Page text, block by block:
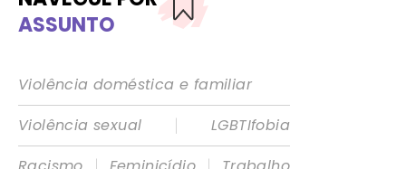
ASSUNTO
Violência doméstica e familiar
Violência sexual
|
LGBTIfobia